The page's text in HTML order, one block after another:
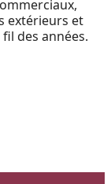
extérieurs et
des années.
à
:
de la